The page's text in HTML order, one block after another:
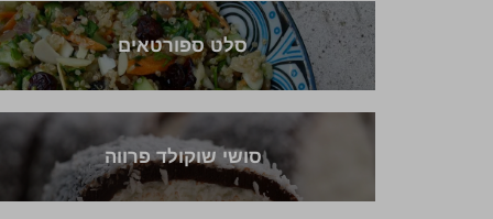
סלט ספורטאים
סושי שוקולד פרווה